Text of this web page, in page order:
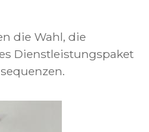
die Wahl, die
Dienstleistungspaket